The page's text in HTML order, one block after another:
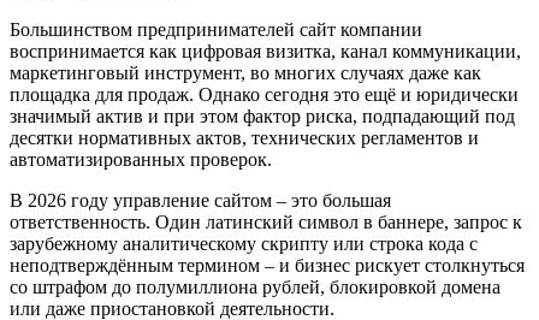
Большинством предпринимателей сайт компании
воспринимается как цифровая визитка, канал коммуникации,
маркетинговый инструмент, во многих случаях даже как
площадка для продаж. Однако сегодня это ещё и юридически
значимый актив и при этом фактор риска, подпадающий под
десятки нормативных актов, технических регламентов и
автоматизированных проверок.
В 2026 году управление сайтом – это большая
ответственность. Один латинский символ в баннере, запрос к
зарубежному аналитическому скрипту или строка кода с
неподтверждённым термином – и бизнес рискует столкнуться
со штрафом до полумиллиона рублей, блокировкой домена
или даже приостановкой деятельности.